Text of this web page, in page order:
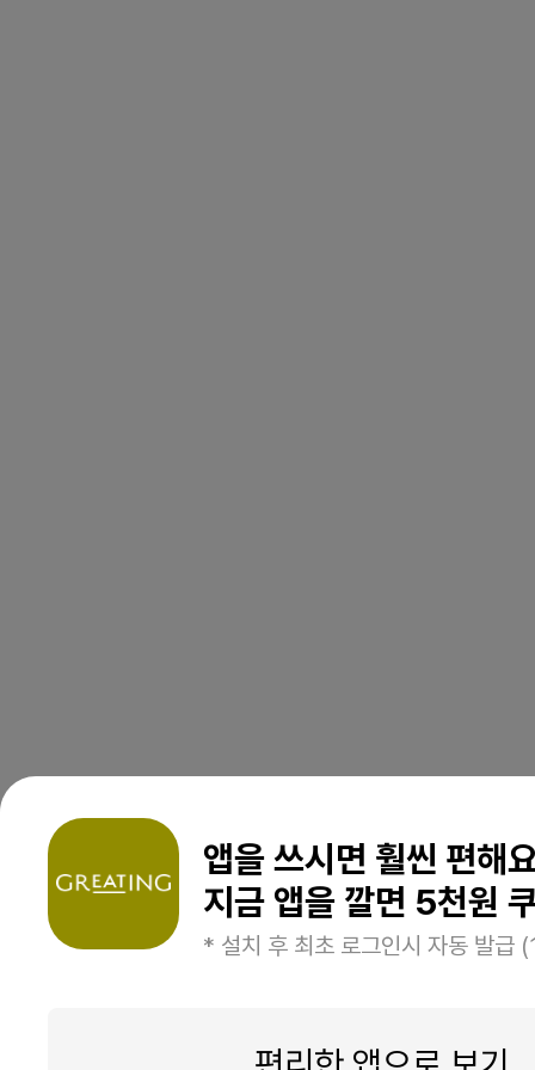
앱을 쓰시면 훨씬 편해
지금 앱을 깔면 5천원
* 설치 후 최초 로그인시 자동 발급